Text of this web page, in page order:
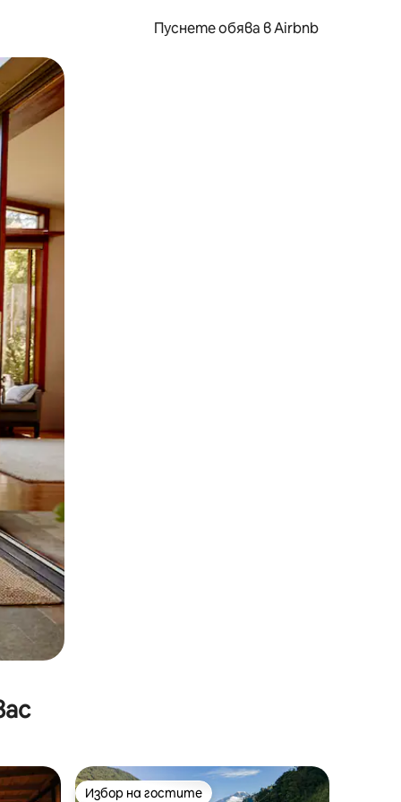
Пуснете обява в Airbnb
или плъзгане.
Избор на гостите